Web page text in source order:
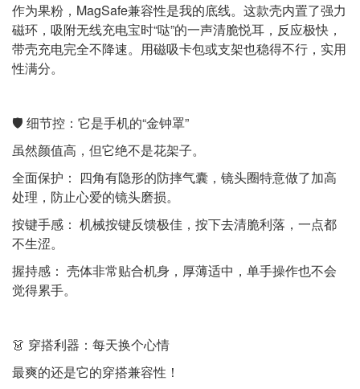
作为果粉，MagSafe兼容性是我的底线。这款壳内置了强力
磁环，吸附无线充电宝时“哒”的一声清脆悦耳，反应极快，
带壳充电完全不降速。用磁吸卡包或支架也稳得不行，实用
性满分。
🛡️ 细节控：它是手机的“金钟罩”
虽然颜值高，但它绝不是花架子。
全面保护： 四角有隐形的防摔气囊，镜头圈特意做了加高
处理，防止心爱的镜头磨损。
按键手感： 机械按键反馈极佳，按下去清脆利落，一点都
不生涩。
握持感： 壳体非常贴合机身，厚薄适中，单手操作也不会
觉得累手。
👗 穿搭利器：每天换个心情
最爽的还是它的穿搭兼容性！